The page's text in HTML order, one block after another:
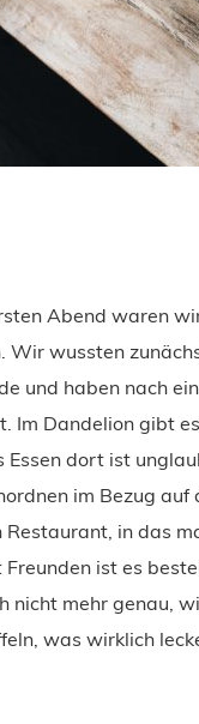
Abend waren
Wir wussten
und haben nach
Im Dandelion gibt
Essen dort ist
im Bezug
Restaurant, in das
ist es
nicht mehr genau,
was wirklich